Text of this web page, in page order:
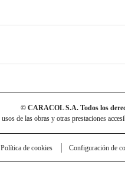
© CARACOL S.A. Todos los
de las obras y otras prestaciones
Política de cookies Configuración de